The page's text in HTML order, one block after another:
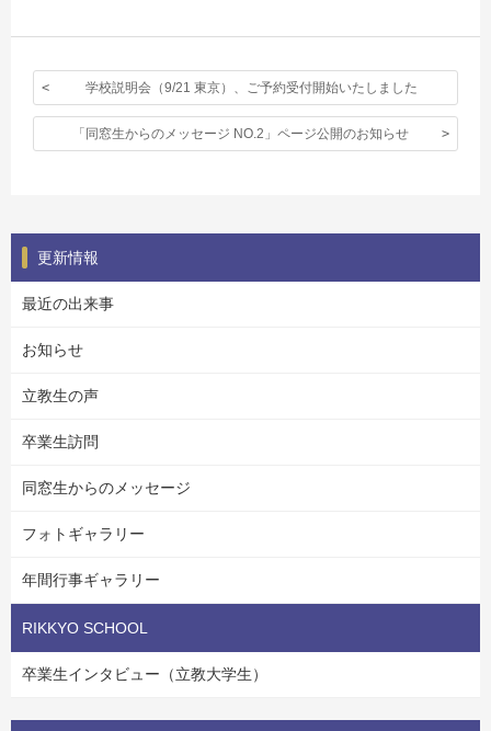
学校説明会（9/21 東京）、ご予約受付開始いたしました
「同窓生からのメッセージ NO.2」ページ公開のお知らせ
更新情報
最近の出来事
お知らせ
立教生の声
卒業生訪問
同窓生からのメッセージ
フォトギャラリー
年間行事ギャラリー
RIKKYO SCHOOL
卒業生インタビュー（立教大学生）